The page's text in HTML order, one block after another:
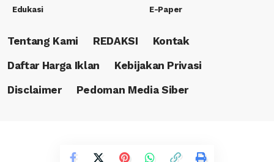
Edukasi
E-Paper
Tentang Kami REDAKSI
Kontak
Daftar Harga Iklan
Kebijakan Privasi
Disclaimer
Pedoman Media Siber